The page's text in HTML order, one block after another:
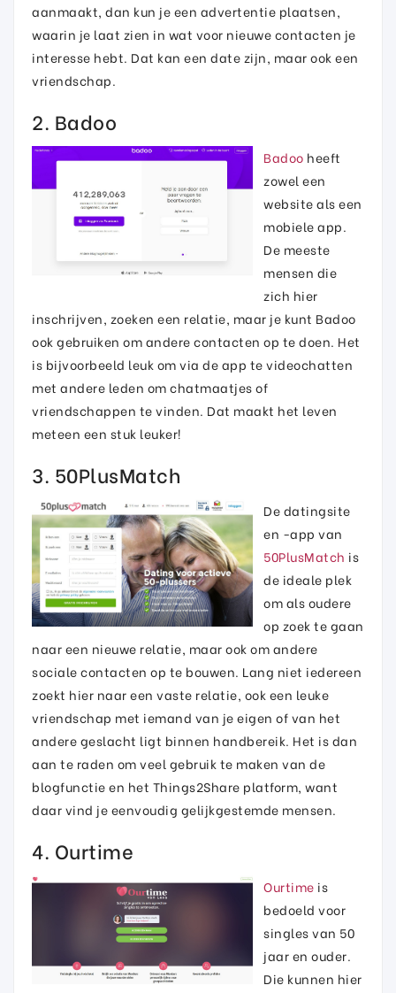
aanmaakt, dan kun je een advertentie plaatsen,
waarin je laat zien in wat voor nieuwe contacten je
interesse hebt. Dat kan een date zijn, maar ook een
vriendschap.
2. Badoo
Badoo heeft
zowel een
website als een
mobiele app.
De meeste
mensen die
zich hier
inschrijven, zoeken een relatie, maar je kunt Badoo
ook gebruiken om andere contacten op te doen. Het
is bijvoorbeeld leuk om via de app te videochatten
met andere leden om chatmaatjes of
vriendschappen te vinden. Dat maakt het leven
meteen een stuk leuker!
3. 50PlusMatch
De datingsite
en -app van
50PlusMatch is
de ideale plek
om als oudere
op zoek te gaan
naar een nieuwe relatie, maar ook om andere
sociale contacten op te bouwen. Lang niet iedereen
zoekt hier naar een vaste relatie, ook een leuke
vriendschap met iemand van je eigen of van het
andere geslacht ligt binnen handbereik. Het is dan
aan te raden om veel gebruik te maken van de
blogfunctie en het Things2Share platform, want
daar vind je eenvoudig gelijkgestemde mensen.
4. Ourtime
Ourtime is
bedoeld voor
singles van 50
jaar en ouder.
Die kunnen hier